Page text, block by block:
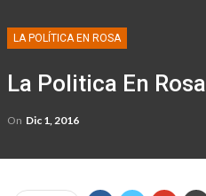
LA POLÍTICA EN ROSA
La Politica En Rosa
On Dic 1, 2016